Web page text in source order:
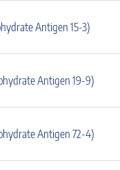
Antigen 15-3)
Antigen 19-9)
Antigen 72-4)